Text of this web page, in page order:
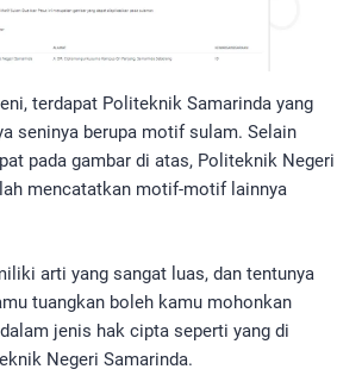
terdapat Politeknik Samarinda yang
seninya berupa motif sulam. Selain
pada gambar di atas, Politeknik Negeri
mencatatkan motif-motif lainnya
arti yang sangat luas, dan tentunya
tuangkan boleh kamu mohonkan
jenis hak cipta seperti yang di
Negeri Samarinda.